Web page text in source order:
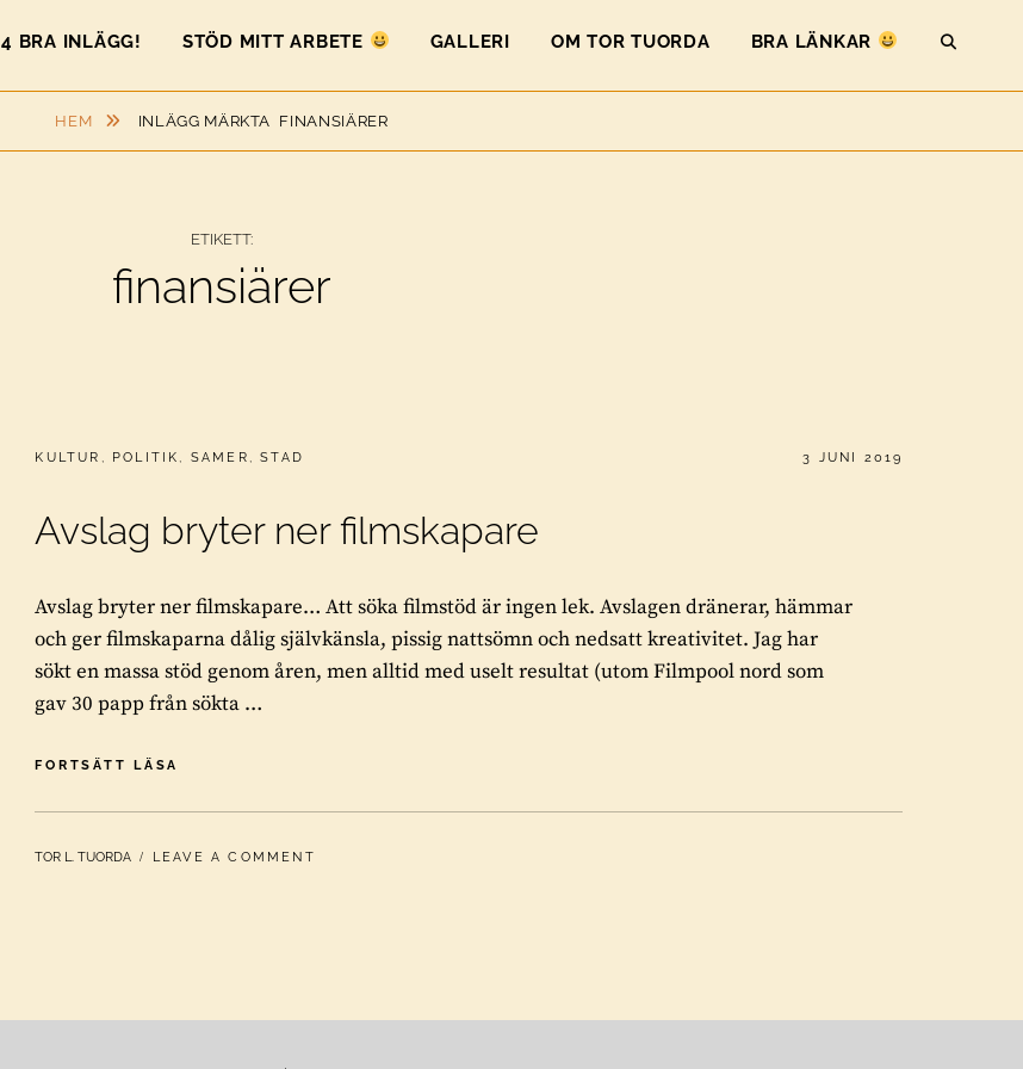
4 BRA INLÄGG! STÖD MITT ARBETE GALLERI OM TOR TUORDA BRA LÄNKAR
HEM INLÄGG MÄRKTA FINANSIÄRER
ETIKETT:
finansiärer
CATEGORIES:
KULTUR , POLITIK , SAMER ,STAD PUBLICERAT
3 JUNI 2019
Avslag bryter ner filmskapare
Avslag bryter ner filmskapare… Att söka filmstöd är ingen lek. Avslagen dränerar, hämmar
och ger filmskaparna dålig självkänsla, pissig nattsömn och nedsatt kreativitet. Jag har
sökt en massa stöd genom åren, men alltid med uselt resultat (utom Filmpool nord som
gav 30 papp från sökta …
FORTSÄTT LÄSA
NER
BY
TOR L. TUORDA LEAVE A COMMENT